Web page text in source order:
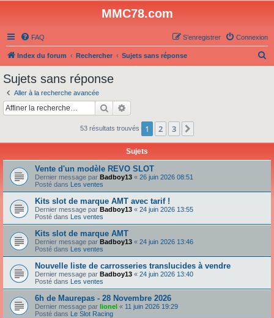
MMC78.com
FAQ Connexion
S’enregistrer
Index du forum Rechercher Sujets sans réponse
c
Sujets sans réponse
Aller à la recherche avancée
Rechercher
53 résultats trouvés 1 2 3
Sujets
Vente d'un modèle REVO SLOT
Dernier message par Badboy13 « 26 juin 2026 08:51
Posté dans Les ventes
Kits slot de marque AMT avec tarif !
Dernier message par Badboy13 « 24 juin 2026 13:55
Posté dans Les ventes
Kits slot de marque AMT
Dernier message par Badboy13 « 24 juin 2026 13:46
Posté dans Les ventes
Nouvelle liste de carrosseries translucides à vendre
Dernier message par Badboy13 « 24 juin 2026 13:40
Posté dans Les ventes
6h de Maurepas - 28 Novembre 2026
Dernier message par lionel « 11 juin 2026 19:29
Posté dans Le Slot Racing